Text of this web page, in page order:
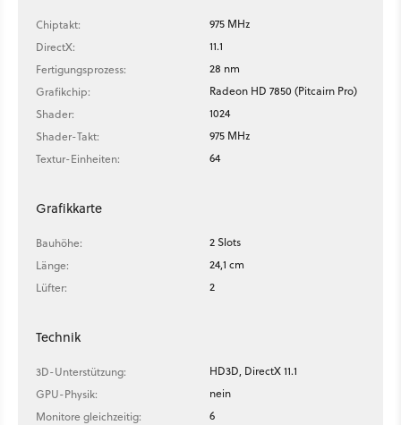
Chiptakt:
975 MHz
DirectX:
11.1
Fertigungsprozess:
28 nm
Grafikchip:
Radeon HD 7850 (Pitcairn Pro)
Shader:
1024
Shader-Takt:
975 MHz
Textur-Einheiten:
64
Grafikkarte
Bauhöhe:
2 Slots
Länge:
24,1 cm
Lüfter:
2
Technik
3D-Unterstützung:
HD3D, DirectX 11.1
GPU-Physik:
nein
Monitore gleichzeitig:
6